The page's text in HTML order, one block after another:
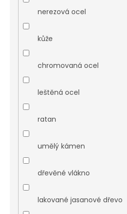
nerezová ocel
kůže
chromovaná ocel
leštěná ocel
ratan
umělý kámen
dřevěné vlákno
lakované jasanové dřevo